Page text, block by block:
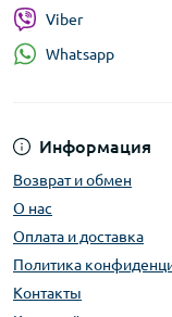
Информация
Возврат и обмен
О нас
Оплата и доставка
Политика
Контакты
Viber
Whatsapp